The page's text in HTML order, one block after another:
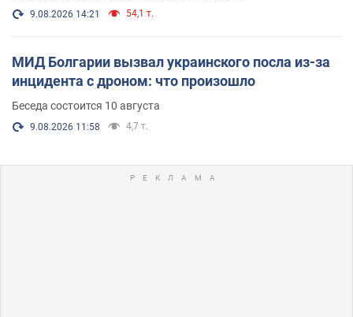
9.08.2026 14:21 54,1 т.
МИД Болгарии вызвал украинского посла из-за
инцидента с дроном: что произошло
Беседа состоится 10 августа
9.08.2026 11:58 4,7 т.